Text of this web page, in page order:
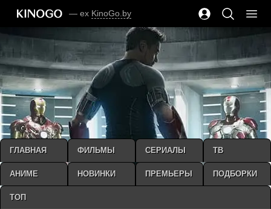
— ex KinoGo.by
ГЛАВНАЯ ФИЛЬМЫ СЕРИАЛЫ ТВ
АНИМЕ НОВИНКИ ПРЕМЬЕРЫ ПОДБОРКИ
ТОП